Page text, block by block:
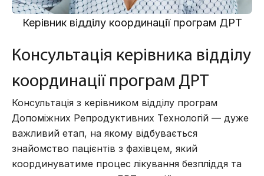
Керівник відділу координації програм ДРТ
Консультація керівника відділу
координації програм ДРТ
Консультація з керівником відділу програм
Допоміжних Репродуктивних Технологій — дуже
важливий етап, на якому відбувається
знайомство пацієнтів з фахівцем, який
координуватиме процес лікування безпліддя та